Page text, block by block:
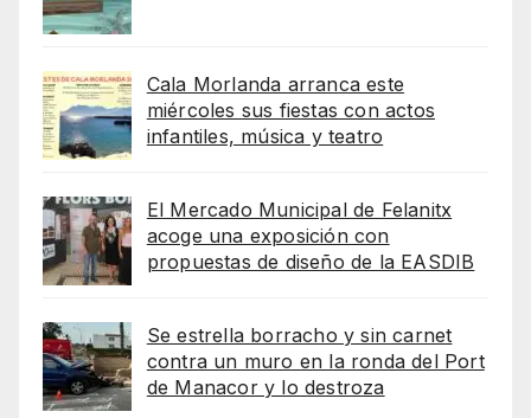
Cala Morlanda arranca este
miércoles sus fiestas con actos
infantiles, música y teatro
El Mercado Municipal de Felanitx
acoge una exposición con
propuestas de diseño de la EASDIB
Se estrella borracho y sin carnet
contra un muro en la ronda del Port
de Manacor y lo destroza